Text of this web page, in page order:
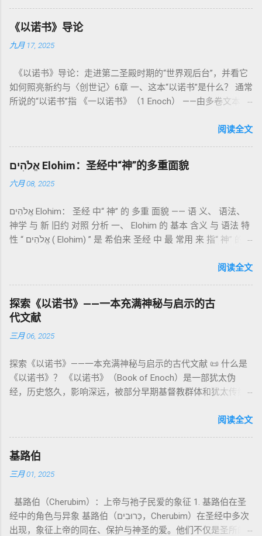
为我耶和华你们的神是圣洁的。”（利未记19:2） 这节经文构成
整卷书的中心神学。希伯来文“קָדוֹשׁ”（kadosh）不仅意味着道
德上的圣洁，更意味着“分别出来”、“归属于神”。 《利未记》教
中活出“圣洁”。圣洁不仅是内心态度，更是生活方式。 二、献
祭制度：与神相交的通道 前七章详细描述五种祭： 燔祭
（olah）：全然献上，象征奉献与赎罪； 素祭 （minchah）：
团契的象征； 赎罪祭 （chatat）：针对无意之罪的遮盖； 赎愆
祭 （asham）：针对特定罪行的赔偿与赎回。 这些制度不是单
纯宗教仪式，而是 神提供给罪人恢复关系的方式 。 希伯来文
祂的子民得洁净并维系同在。 三、祭司制度与敬拜秩序 亚伦与
记》强调他们的洁净、服饰、行为都必须与神的圣洁相称。 祭
司是 圣所的看守者、律法的教导者与百姓的代求者 。他们的失
败（如拿答与亚比户擅献凡火）立刻带来神的审判（利10
限 第11–15章讲述关于食物、疾病（如大麻风）、体液等“洁净
与不洁”的律例。其目的不是为了迷信或隔离，而是建立 圣洁与
秩序感 ，帮助以色列人活在神的同在中。 “洁净”不是等同于“无
罪”，而是不妨碍与神交往的状态。圣所是神居住之地，进入必
16章描述每年一次的“赎罪日”（Yom Kippur），大祭司进入至
圣所，用血为圣所与百姓遮罪。 这是整卷《利未记》的神学中
心： 神愿意居住在人中间； 罪必须被遮盖才能维持这同在；
神主动提供遮罪之道（两个祭牲，特别是“为耶和华”的与“归于
亚撒泻勒”的）。 这预表...
《以诺书》导论
九月 17, 2025
《以诺书》导论：走进第二圣殿时期的“世界观后台”，并看它
如何照亮新约与〈创世记〉6章 一、这本“以诺书”是什么？ 通常
所说的“以诺书”指 《一以诺书》（1 Enoch） ——由多卷文本构
世纪），虽不在犹太/基督教主流正典之内（ 埃塞俄比亚正教
吉兹语（埃塞俄比亚语） 保存， 死海古卷 出土了多份 阿拉姆
语 残卷，另有 希腊文 片段，显示其广泛流传。 《一以诺书》
大体由五部分组成（作者与年代各异）： 《守望者之书》（1–
通婚、巨人（尼非利人）的出现，以及神对其囚禁与审判。
《比喻/相似喻之书》（37–71） ：频繁出现“ 那位人子/拣选
者/义者 ”，刻画末世审判与王权。 《天文之书》（72–82） ：
：以异象回顾以色列史并预示末世。 《以诺书信》（91–108）
：智慧训诫、“祸哉”、义人与恶人的结局等。 提示：另有《二
以诺书》（斯拉夫文）与《三以诺书》（希伯来文），属更晚
期以诺传统，不等同于《一以诺书》。 二、为什么重要？——
它是新约作者与读者共享的“语境词典” 1）新约中的直接/间接
呼应 犹大书14–15 几乎逐字引 1 Enoch 1:9（“主带着千万圣者
的“深渊囚禁”叙事共振。 彼后2:4 用“ 他他路斯 （Tartarus）”指
天使囚禁之所，贴近以诺传统语境。 福音书/启示录 中的“ 人子
来临与天使同来、坐在荣耀宝座审判列国 ”（太24–25；启1、
观 ：以诺将“巨人之灵”为游行污灵的渊源学解释，补给了新约
驱魔叙事背后的“灵界词库”（可1、路8；亦参弗6:12“执政掌
权”）。 阴间与审判意象 ：Sheol 的分区、册卷与火刑等图像，
：以诺传统对压迫者的“祸哉”，与 雅各书 对不义富者的警告
（雅5）形成呼应。 ...
阅读全文
אֱלֹהִים Elohim：圣经中“神”的多重面貌
六月 08, 2025
אֱלֹהִים Elohim： 圣经 中“ 神” 的 多重 面貌 —— 语 义、 语法、
神学 与 新 旧约 对照 分析 一、 Elohim 的 基本 含义 与 语法 特
性 “ אֱלֹהִים ( Elohim) ” 是 希伯来 圣经 中 最 常用 来 指“ 神” 的
者”。 ✦ 语法 现象： Elohim 是 一个 复数 形式 （“- im” 后
世 记 1: 1）； 在 其他 语 境 中也 可 用于 复数 意义， 如 指 多
神、 属 灵 存在、 审判 官 等； 因此， 需 借助 上下文 判断 语
义 和 神学 定位 。 二、 希伯来 圣经 中 Elohim 的 主要 用法 与
示例 分类 类型 用法 说明 示例 经文 含义 1. 真神 指 以色列 的
所 崇拜 的 神祇 出 20: 3 假 神/ 偶像（ gods） 3. 属 灵 存在
神 的 众 子、 天使、 神圣 议会 成员 诗 82: 1, 申 32: 8– 9
神圣 存在（ divine beings） 4. 法官 被 委托 施行 神 审判者 出
权 代表 受托 执行 神 旨意 的 人（ 如 摩西） 出 7: 1 神 的 代言
人（ divine proxy） 6. 强调 威严 复数 形式 强调 尊贵 超自然 的
显现 撒 上 28: 13 灵界 显现 或 尊称（ majestic plural） 三、
每一 类 的 代表 经文 解读 1. 真神 的 独 一 性（ 创世 记 1: 1） “
בְּרֵאשִׁית בָּרָא אֱלֹהִים...” “ 起初， 神（ Elohim） 创造 天地。” 尽
语法 结构 显示 这 是在 强调 一位 ...
阅读全文
探索《以诺书》——一本充满神秘与启示的古
代文献
三月 06, 2025
探索《以诺书》——一本充满神秘与启示的古代文献 📜 什么是
《以诺书》？ 《以诺书》（Book of Enoch）是一部犹太伪
经，历史悠久，影响深远，被部分早期基督教群体和犹太传统
的曾祖父——的名义写成，包含大量关于天使、堕落、审判和弥
行，神将他取去，他就不在世了。” 这一神秘的记载激发了后世
关于以诺与神的关系、天国奥秘的丰富想象。《以诺书》便是
这种想象的结晶。 📖《以诺书》的主要内容 《以诺书》并非一
之书》（1 Enoch 1-36） 讲述堕落天使（守望者，Watchers）
如何违背神的命令，与人类女子结合，生下巨人（Nephilim）。
这些天使教授人类各种知识，如金属锻造、药草使用和占星
阅读全文
基路伯
三月 01, 2025
基路伯（Cherubim）：上帝与祂子民爱的象征 1. 基路伯在圣
经中的角色与异象 基路伯（כְּרוּבִים，Cherubim）在圣经中多次
出现，象征上帝的同在、保护与神圣的爱。他们不仅是圣所的